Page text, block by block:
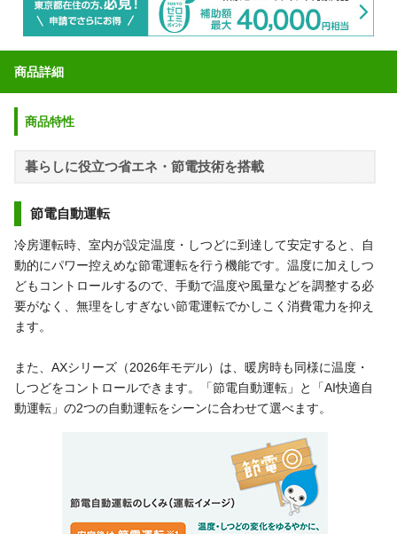
商品詳細
商品特性
暮らしに役立つ省エネ・節電技術を搭載
節電自動運転
冷房運転時、室内が設定温度・しつどに到達して安定すると、自
動的にパワー控えめな節電運転を行う機能です。温度に加えしつ
どもコントロールするので、手動で温度や風量などを調整する必
要がなく、無理をしすぎない節電運転でかしこく消費電力を抑え
ます。
また、AXシリーズ（2026年モデル）は、暖房時も同様に温度・
しつどをコントロールできます。「節電自動運転」と「AI快適自
動運転」の2つの自動運転をシーンに合わせて選べます。